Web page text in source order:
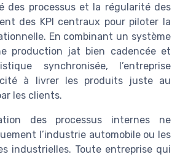
des processus et la régularité des
des KPI centraux pour piloter la
En combinant un système
production jat bien cadencée et
synchronisée, l’entreprise
à livrer les produits juste au
les clients.
des processus internes ne
l’industrie automobile ou les
industrielles. Toute entreprise qui